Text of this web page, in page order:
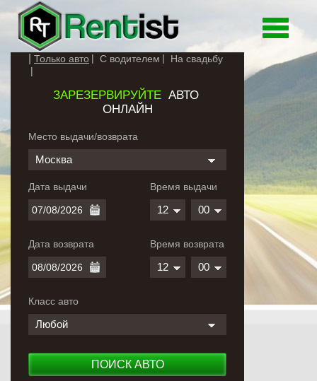
Toggle
Только авто С водителем На свадьбу
ЗАРЕЗЕРВИРУЙТЕАВТО
ОНЛАЙН
Место выдачи/возврата
Москва
Дата выдачи
Дата возврата
Время выдачи
12 00
Время возврата
12 00
Класс авто
Любой
ПОИСК АВТО